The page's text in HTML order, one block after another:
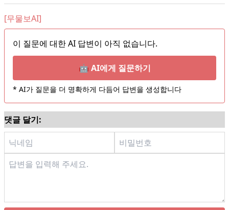
[무물보AI]
이 질문에 대한 AI 답변이 아직 없습니다.
🤖 AI에게 질문하기
* AI가 질문을 더 명확하게 다듬어 답변을 생성합니다
댓글 달기: